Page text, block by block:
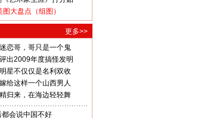
大盘点（组图）
更多>>
恋哥，哥只是一个鬼
出2009年度搞怪发明
星不仅仅是名利双收
给这样一个山西男人
归来，在海边轻轻舞
会说中国不好